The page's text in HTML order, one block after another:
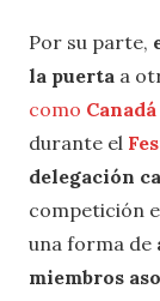
Por su parte,
la puerta a
como Canadá
durante el
delegación
competición
una forma de
miembros